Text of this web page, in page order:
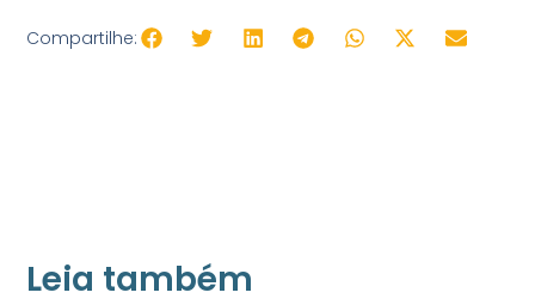
Compartilhe:
Leia também